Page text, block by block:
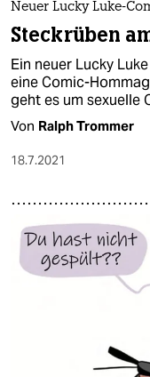
Neuer Lucky Luke-
Steckrüben
Ein neuer Lucky
eine Comic-
geht es um sexuelle
Von Ralph Trommer
18.7.2021